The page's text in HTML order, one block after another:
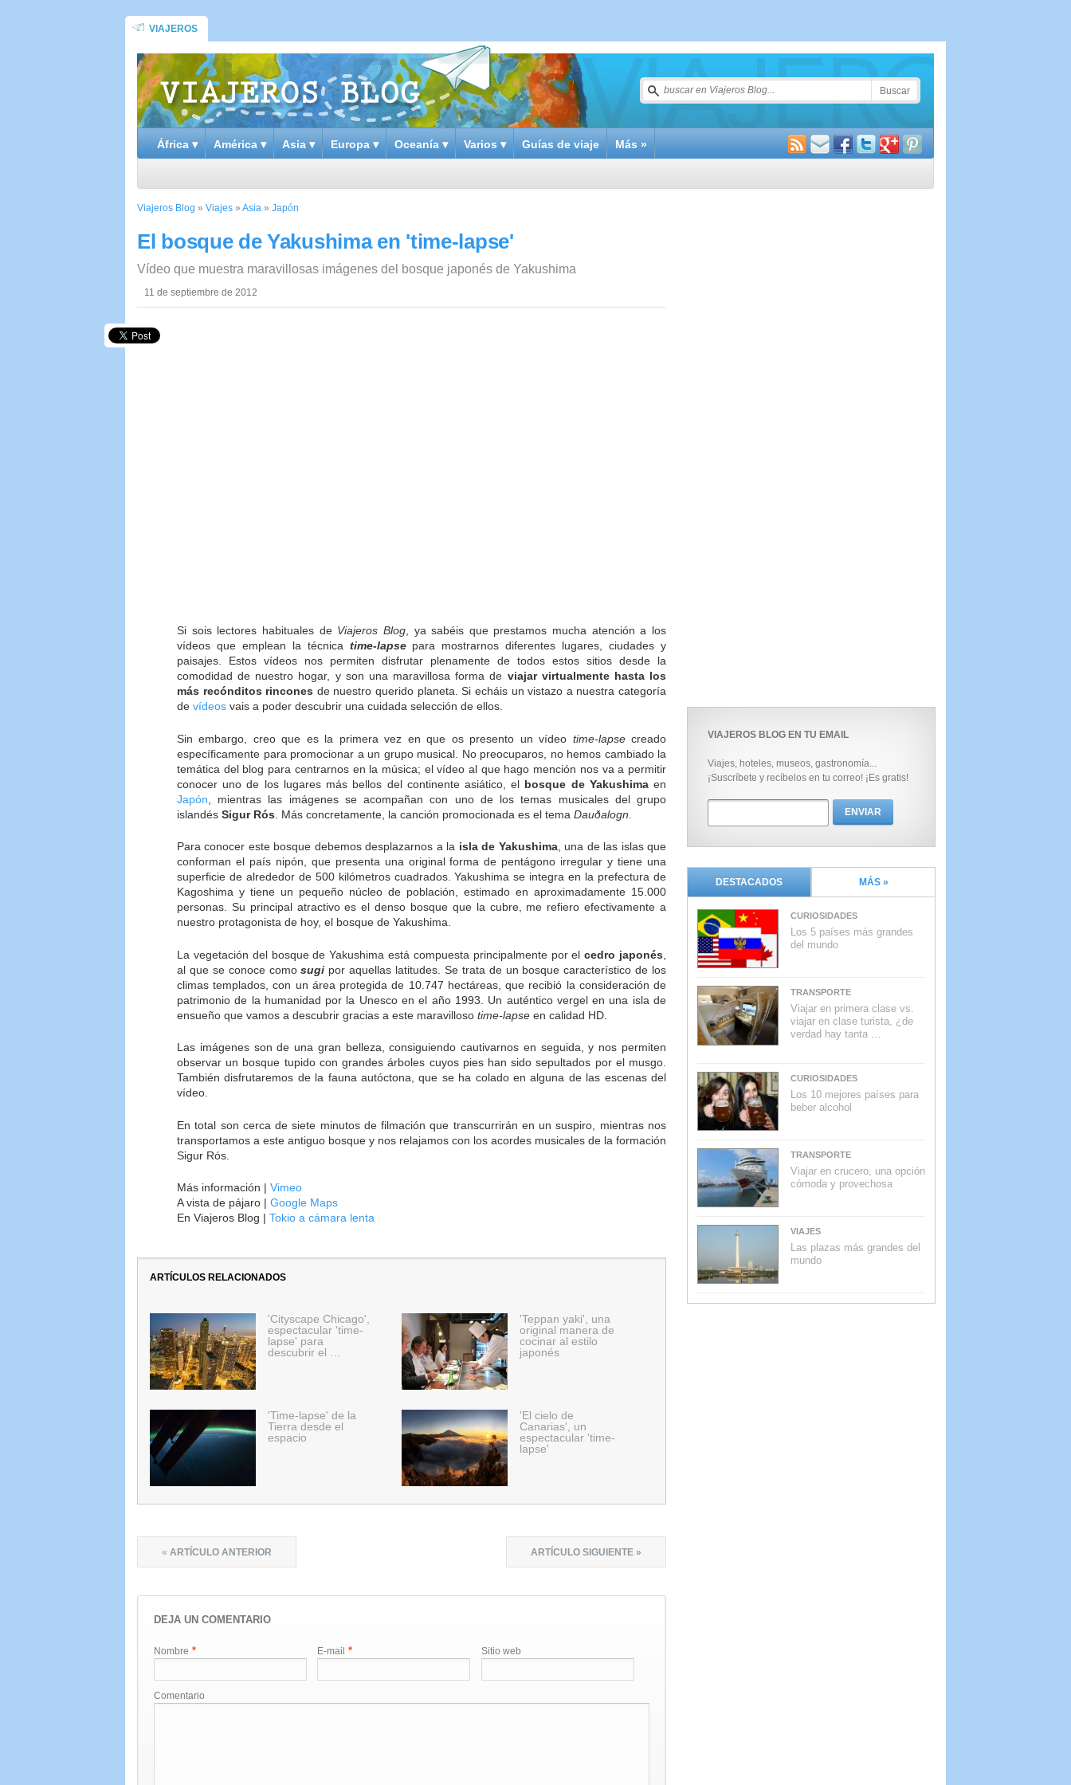
VIAJEROS
África ▾ América ▾ Asia ▾ Europa ▾ Oceanía ▾ Varios ▾ Guías de viaje Más »
Viajeros Blog » Viajes » Asia » Japón
El bosque de Yakushima en 'time-lapse'
Vídeo que muestra maravillosas imágenes del bosque japonés de Yakushima
11 de septiembre de 2012
Si sois lectores habituales de Viajeros Blog, ya sabéis que prestamos mucha atención a los
vídeos que emplean la técnica time-lapsepara mostrarnos diferentes lugares, ciudades y
paisajes. Estos vídeos nos permiten disfrutar plenamente de todos estos sitios desde la
comodidad de nuestro hogar, y son una maravillosa forma de viajar virtualmente hasta los
más recónditos rincones de nuestro querido planeta. Si echáis un vistazo a nuestra categoría
de vídeos vais a poder descubrir una cuidada selección de ellos.
Sin embargo, creo que es la primera vez en que os presento un vídeo time-lapsecreado
específicamente para promocionar a un grupo musical. No preocuparos, no hemos cambiado la
temática del blog para centrarnos en la música; el vídeo al que hago mención nos va a permitir
conocer uno de los lugares más bellos del continente asiático, el bosque de Yakushimaen
Japón , mientras las imágenes se acompañan con uno de los temas musicales del grupo
islandés Sigur Rós . Más concretamente, la canción promocionada es el tema Dauðalogn
Para conocer este bosque debemos desplazarnos a la isla de Yakushima, una de las islas que
conforman el país nipón, que presenta una original forma de pentágono irregular y tiene una
superficie de alrededor de 500 kilómetros cuadrados. Yakushima se integra en la prefectura de
Kagoshima y tiene un pequeño núcleo de población, estimado en aproximadamente 15.000
personas. Su principal atractivo es el denso bosque que la cubre, me refiero efectivamente a
nuestro protagonista de hoy, el bosque de Yakushima.
La vegetación del bosque de Yakushima está compuesta principalmente por elcedro japonés
al que se conoce comosugi por aquellas latitudes. Se trata de un bosque característico de los
climas templados, con un área protegida de 10.747 hectáreas, que recibió la consideración de
patrimonio de la humanidad por la Unesco en el año 1993. Un auténtico vergel en una isla de
ensueño que vamos a descubrir gracias a este maravilloso time-lapse en calidad HD.
Las imágenes son de una gran belleza, consiguiendo cautivarnos en seguida, y nos permiten
observar un bosque tupido con grandes árboles cuyos pies han sido sepultados por el musgo.
También disfrutaremos de la fauna autóctona, que se ha colado en alguna de las escenas del
vídeo.
En total son cerca de siete minutos de filmación que transcurrirán en un suspiro, mientras nos
transportamos a este antiguo bosque y nos relajamos con los acordes musicales de la formación
Sigur Rós.
Más información | Vimeo
A vista de pájaro | Google Maps
En Viajeros Blog | Tokio a cámara lenta
ARTÍCULOS RELACIONADOS
'Cityscape Chicago',
espectacular 'time-
lapse' para
descubrir el …
'Teppan yaki', una
original manera de
cocinar al estilo
japonés
'Time-lapse' de la
Tierra desde el
espacio
'El cielo de
Canarias', un
espectacular 'time-
lapse'
« ARTÍCULO ANTERIOR ARTÍCULO SIGUIENTE »
DEJA UN COMENTARIO
Nombre * E-mail * Sitio web
Comentario
VIAJEROS BLOG EN TU EMAIL
Viajes, hoteles, museos, gastronomía...
¡Suscríbete y recíbelos en tu correo! ¡Es gratis!
DESTACADOS MÁS »
CURIOSIDADES
Los 5 países más grandes
del mundo
TRANSPORTE
Viajar en primera clase vs.
viajar en clase turista, ¿de
verdad hay tanta …
CURIOSIDADES
Los 10 mejores países para
beber alcohol
TRANSPORTE
Viajar en crucero, una opción
cómoda y provechosa
VIAJES
Las plazas más grandes del
mundo